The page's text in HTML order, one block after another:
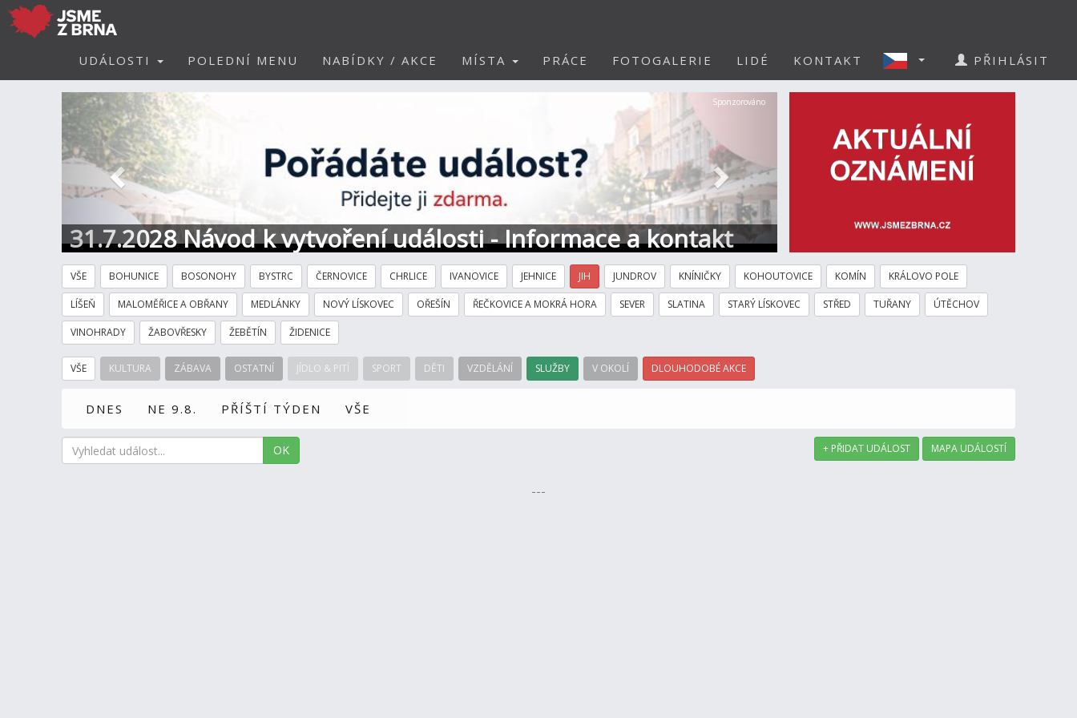
UDÁLOSTI POLEDNÍ MENU NABÍDKY / AKCE MÍSTA PRÁCE FOTOGALERIE LIDÉ KONTAKT PŘIHLÁSIT
31.7.2028 Návod k vytvoření události - Informace a kontakt
Předchozí Další
Sponzorováno
VŠE BOHUNICE BOSONOHY BYSTRC ČERNOVICE CHRLICE IVANOVICE JEHNICE JIH JUNDROV KNÍNIČKY KOHOUTOVICE KOMÍN KRÁLOVO POLE
LÍŠEŇ MALOMĚŘICE A OBŘANY MEDLÁNKY NOVÝ LÍSKOVEC OŘEŠÍN ŘEČKOVICE A MOKRÁ HORA SEVER SLATINA STARÝ LÍSKOVEC STŘED TUŘANY ÚTĚCHOV
VINOHRADY ŽABOVŘESKY ŽEBĚTÍN ŽIDENICE
VŠE KULTURA ZÁBAVA OSTATNÍ JÍDLO & PITÍ SPORT DĚTI VZDĚLÁNÍ SLUŽBY V OKOLÍ DLOUHODOBÉ AKCE
DNES NE 9.8. PŘÍŠTÍ TÝDEN VŠE
OK + PŘIDAT UDÁLOST MAPA UDÁLOSTÍ
---